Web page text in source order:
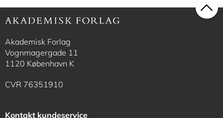
Akademisk Forlag
Vognmagergade 11
1120 København K
CVR 76351910
Kontakt kundeservice